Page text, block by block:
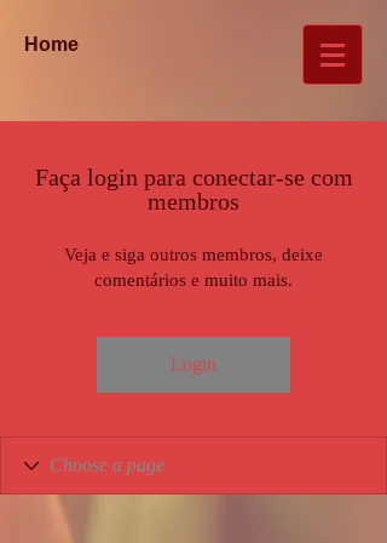
Home
Faça login para conectar-se com
membros
Veja e siga outros membros, deixe
comentários e muito mais.
Login